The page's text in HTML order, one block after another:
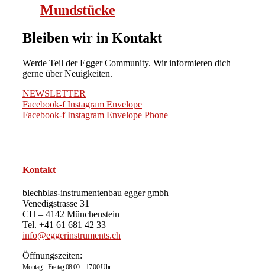
Mundstücke
Bleiben wir in Kontakt
Werde Teil der Egger Community. Wir informieren dich
gerne über Neuigkeiten.
NEWSLETTER
Facebook-f Instagram Envelope
Facebook-f Instagram Envelope Phone
Kontakt
blechblas-instrumentenbau egger gmbh
Venedigstrasse 31
CH – 4142 Münchenstein
Tel. +41 61 681 42 33
info@eggerinstruments.ch
Öffnungszeiten:
Montag – Freitag 08:00 – 17:00 Uhr